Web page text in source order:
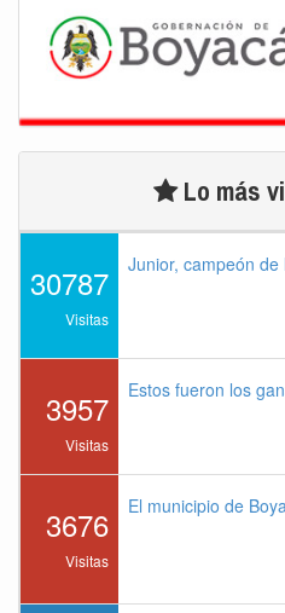
Lo más
30787
Visitas
Junior, campeón
3957
Visitas
Estos fueron los
3676
Visitas
El municipio de